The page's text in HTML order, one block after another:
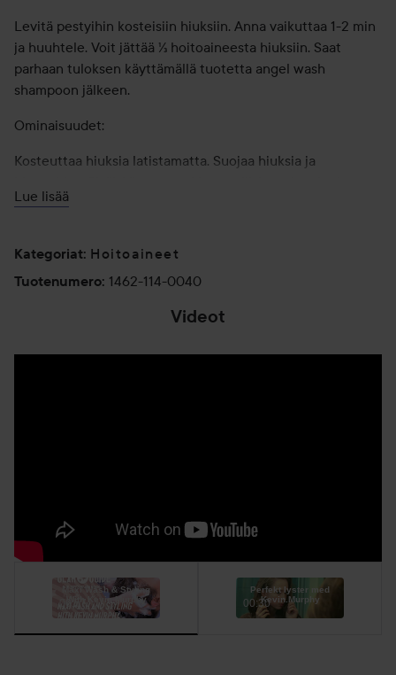
Levitä pestyihin kosteisiin hiuksiin. Anna vaikuttaa 1-2 min
ja huuhtele. Voit jättää ⅓ hoitoaineesta hiuksiin. Saat
parhaan tuloksen käyttämällä tuotetta angel wash
shampoon jälkeen.
Ominaisuudet:
Kosteuttaa hiuksia latistamatta. Suojaa hiuksia ja
Värin säilyttävä. Sulfaatiton ja parabeeniton. pH 4,5-5,5.
Lue lisää
Kategoriat: Hoitoaineet
Tuotenumero: 1462-114-0040
Videot
Maxi Wash & Styling
With Kevin Murphy
Perfekt lyster med
Kevin.Murphy
00:30